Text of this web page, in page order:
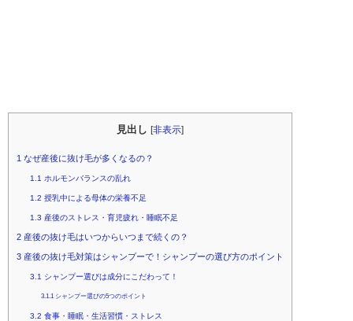
見出し [非表示]
1 なぜ産後に抜け毛が多くなるの？
1.1 ホルモンバランスの乱れ
1.2 授乳中による母体の栄養不足
1.3 産後のストレス・育児疲れ・睡眠不足
2 産後の抜け毛はいつからいつまで続くの？
3 産後の抜け毛対策はシャンプーで！シャンプーの選び方のポイント
3.1 シャンプー選びは成分にこだわって！
3.1.1 シャンプー選びの5つのポイント
3.2 食事・睡眠・生活習慣・ストレス